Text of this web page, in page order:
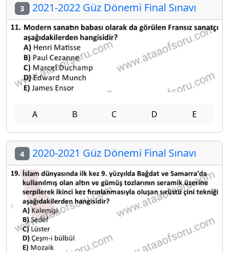
3 2021-2022 Güz Dönemi Final Sınavı
A B C D E
4 2020-2021 Güz Dönemi Final Sınavı